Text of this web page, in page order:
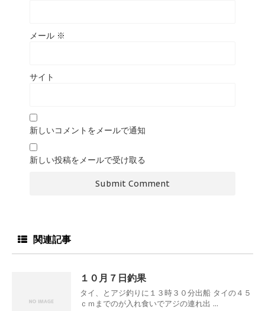
メール ※
サイト
新しいコメントをメールで通知
新しい投稿をメールで受け取る
関連記事
１０月７日釣果
タイ、とアジ釣りに１３時３０分出船 タイの４５
ｃｍまでのが入れ食いでアジの連れ出 ...